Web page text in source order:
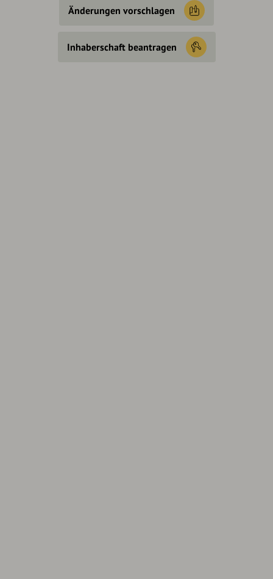
Änderungen vorschlagen
Inhaberschaft beantragen